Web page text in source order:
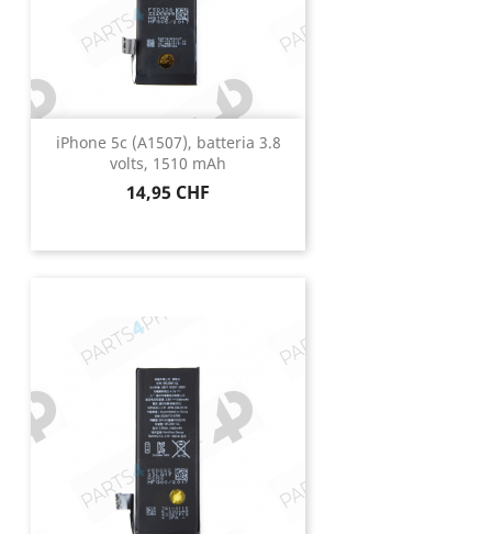
iPhone 5c (A1507), batteria 3.8
volts, 1510 mAh
Prezzo
14,95 CHF